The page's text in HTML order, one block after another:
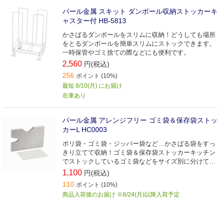
パール金属 スキット ダンボール収納ストッカーキ
ャスター付 HB-5813
かさばるダンボールをスリムに収納！どうしても場所
をとるダンボールを簡単スリムにストックできます。
一時保管やゴミ捨ての際などにも便利です。
2,560 円(税込)
256 ポイント (10%)
最短 8/10(月) にお届け
在庫あり
パール金属 アレンジフリー ゴミ袋＆保存袋ストッ
カーL HC0003
ポリ袋・ゴミ袋・ジッパー袋など…かさばる袋をすっ
きり立てて収納！ゴミ袋＆保存袋ストッカーキッチン
でストックしているゴミ袋などをサイズ別に分けて収
納できます。
1,100 円(税込)
110 ポイント (10%)
商品入荷後のお届け ※8/24(月)以降入荷予定